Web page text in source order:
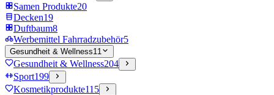
Samen Produkte20
Decken19
Duftbaum8
Werbemittel Fahrradzubehör5
Gesundheit & Wellness11
Gesundheit & Wellness204
Sport199
Kosmetikprodukte115